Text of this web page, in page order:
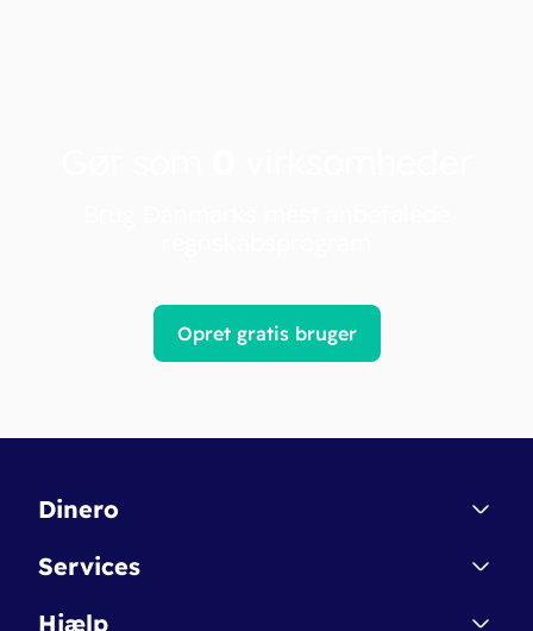
Opret gratis bruger
Dinero
Kontakt
Services
Dinero Starter
Hjælp